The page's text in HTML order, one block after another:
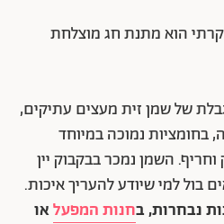
הוא מתנת חג מוצלחת
של שמן זית מעצים עתיקים,
בחומציות נמוכה במיוחד
וחריף. השמן נמכר בבקבוק יין
בול למי שיודע להעריך איכות.
חנות המפעלאו